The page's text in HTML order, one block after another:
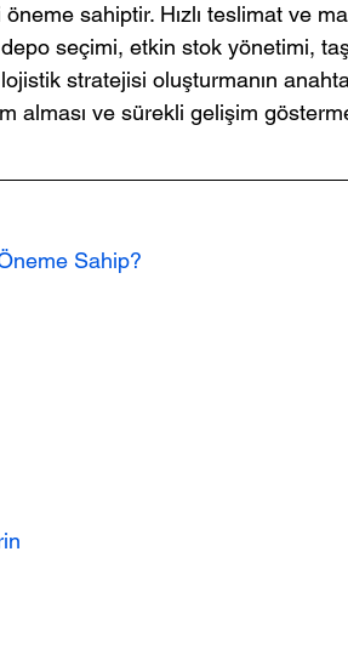
sahiptir. Hızlı teslimat ve
seçimi, etkin stok yönetimi,
stratejisi oluşturmanın
alması ve sürekli gelişim
Sahip?